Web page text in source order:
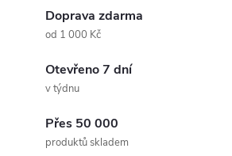
Doprava zdarma
od 1 000 Kč
Otevřeno 7 dní
v týdnu
Přes 50 000
produktů skladem